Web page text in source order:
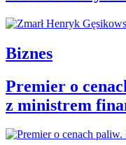
Biznes
Premier o
z ministrem